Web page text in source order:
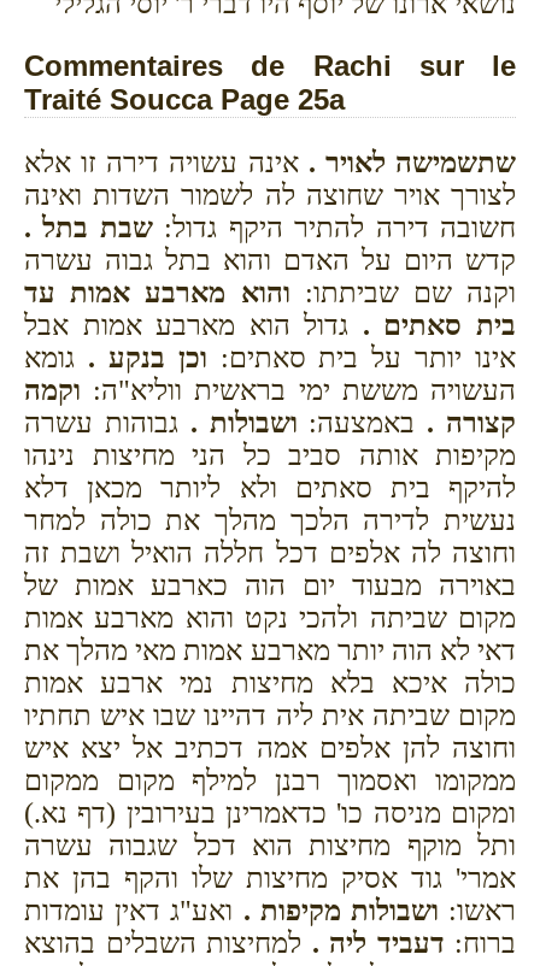
Commentaires de Rachi sur le
Traité Soucca Page 25a
שתשמישה לאויר . אינה עשויה דירה זו אלא
לצורך אויר שחוצה לה לשמור השדות ואינה
חשובה דירה להתיר היקף גדול:שבת בתל .
קדש היום על האדם והוא בתל גבוה עשרה
וקנה שם שביתתו: והוא מארבע אמות עד
בית סאתים . גדול הוא מארבע אמות אבל
אינו יותר על בית סאתים: וכן בנקע . גומא
העשויה מששת ימי בראשית ווליא"ה: וקמה
קצורה . באמצעה: ושבולות . גבוהות עשרה
מקיפות אותה סביב כל הני מחיצות נינהו
להיקף בית סאתים ולא ליותר מכאן דלא
נעשית לדירה הלכך מהלך את כולה למחר
וחוצה לה אלפים דכל חללה הואיל ושבת זה
באוירה מבעוד יום הוה כארבע אמות של
מקום שביתה ולהכי נקט והוא מארבע אמות
דאי לא הוה יותר מארבע אמות מאי מהלך את
כולה איכא בלא מחיצות נמי ארבע אמות
מקום שביתה אית ליה דהיינו שבו איש תחתיו
וחוצה להן אלפים אמה דכתיב אל יצא איש
ממקומו ואסמוך רבנן למילף מקום ממקום
ומקום מניסה כו' כדאמרינן בעירובין (דף נא.)
ותל מוקף מחיצות הוא דכל שגבוה עשרה
אמרי' גוד אסיק מחיצות שלו והקף בהן את
ראשו: ושבולות מקיפות . ואע"ג דאין עומדות
ברוח: דעביד ליה . למחיצות השבלים בהוצא